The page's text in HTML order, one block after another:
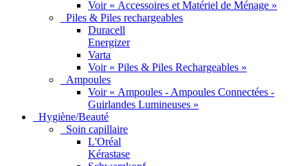
Voir « Accessoires et Matériel de Ménage »
Piles & Piles rechargeables
Duracell
Energizer
Varta
Voir « Piles & Piles Rechargeables »
Ampoules
Voir « Ampoules - Ampoules Connectées -
Guirlandes Lumineuses »
Hygiène/Beauté
Soin capillaire
L'Oréal
Kérastase